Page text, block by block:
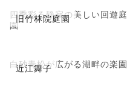
旧竹林院庭園
四季彩る静寂の美しい回遊庭
園
近江舞子
白砂青松が広がる湖畔の楽園